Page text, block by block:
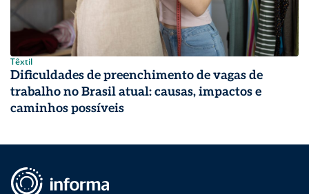
Têxtil
Dificuldades de preenchimento de vagas de
trabalho no Brasil atual: causas, impactos e
caminhos possíveis